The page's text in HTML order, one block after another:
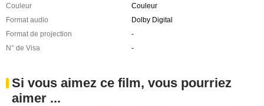
Couleur
Couleur
Format audio
Dolby Digital
Format de projection
-
N° de Visa
-
Si vous aimez ce film, vous pourriez
aimer ...